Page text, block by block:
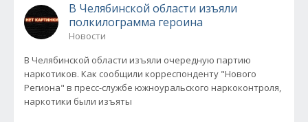
В Челябинской области изъяли
полкилограмма героина
Новости
В Челябинской области изъяли очередную партию
наркотиков. Как сообщили корреспонденту "Нового
Региона" в пресс-службе южноуральского наркоконтроля,
наркотики были изъяты